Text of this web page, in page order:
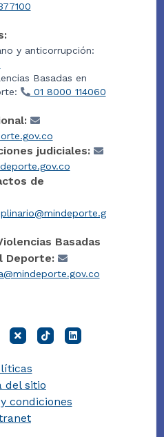
y anticorrupción:
Basadas en
01 8000 114060
judiciales:
de
Basadas
Deporte:
del sitio
condiciones